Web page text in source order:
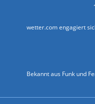
wetter.com engagiert
Bekannt aus Funk und